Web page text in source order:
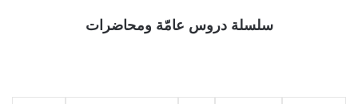
سلسلة دروس عامّة ومحاضرات